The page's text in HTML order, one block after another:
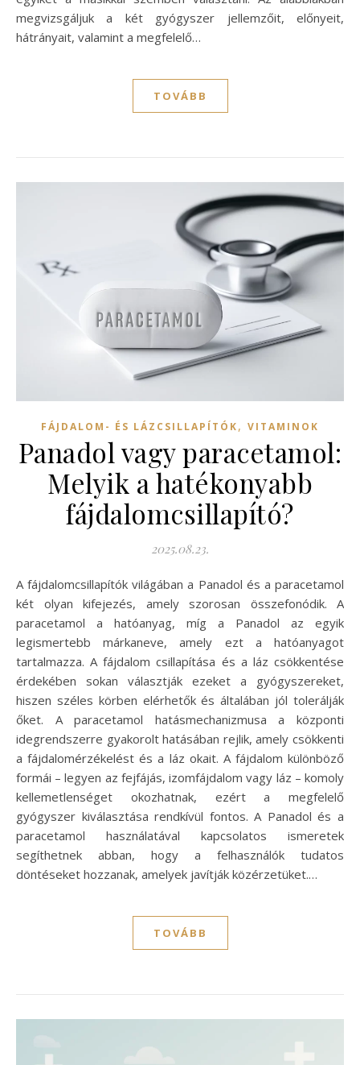
megvizsgáljuk a két gyógyszer jellemzőit, előnyeit,
hátrányait, valamint a megfelelő…
TOVÁBB
FÁJDALOM- ÉS LÁZCSILLAPÍTÓK, VITAMINOK
Panadol vagy paracetamol:
Melyik a hatékonyabb
fájdalomcsillapító?
2025.08.23.
A fájdalomcsillapítók világában a Panadol és a paracetamol
két olyan kifejezés, amely szorosan összefonódik. A
paracetamol a hatóanyag, míg a Panadol az egyik
legismertebb márkaneve, amely ezt a hatóanyagot
tartalmazza. A fájdalom csillapítása és a láz csökkentése
érdekében sokan választják ezeket a gyógyszereket,
hiszen széles körben elérhetők és általában jól tolerálják
őket. A paracetamol hatásmechanizmusa a központi
idegrendszerre gyakorolt hatásában rejlik, amely csökkenti
a fájdalomérzékelést és a láz okait. A fájdalom különböző
formái – legyen az fejfájás, izomfájdalom vagy láz – komoly
kellemetlenséget okozhatnak, ezért a megfelelő
gyógyszer kiválasztása rendkívül fontos. A Panadol és a
paracetamol használatával kapcsolatos ismeretek
segíthetnek abban, hogy a felhasználók tudatos
döntéseket hozzanak, amelyek javítják közérzetüket.…
TOVÁBB